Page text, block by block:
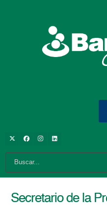
Secretario de la